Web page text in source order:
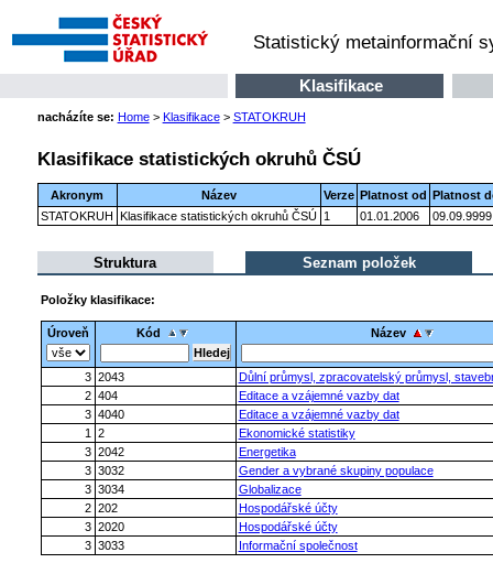
Statistický metainformační
Klasifikace
nacházíte se: Home> Klasifikace> STATOKRUH
Klasifikace statistických okruhů ČSÚ
Akronym Název Verze Platnost od Platnost
STATOKRUH Klasifikace statistických okruhů ČSÚ 1 01.01.2006 09.09.9999
Struktura Seznam položek
Položky klasifikace:
Úroveň Kód Název
3 2043
Důlní průmysl, zpracovatelský průmysl,
2 404
Editace a vzájemné vazby dat
3 4040
Editace a vzájemné vazby dat
1
2
Ekonomické statistiky
3 2042
Energetika
3 3032
Gender a vybrané skupiny populace
3 3034
Globalizace
2 202
Hospodářské účty
3 2020
Hospodářské účty
3 3033
Informační společnost